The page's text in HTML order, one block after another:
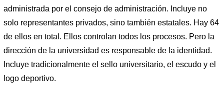
administrada por el consejo de administración. Incluye no
solo representantes privados, sino también estatales. Hay 64
de ellos en total. Ellos controlan todos los procesos. Pero la
dirección de la universidad es responsable de la identidad.
Incluye tradicionalmente el sello universitario, el escudo y el
logo deportivo.